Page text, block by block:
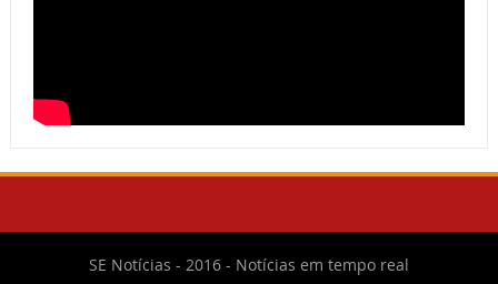
SE Notícias - 2016 - Notícias em tempo real